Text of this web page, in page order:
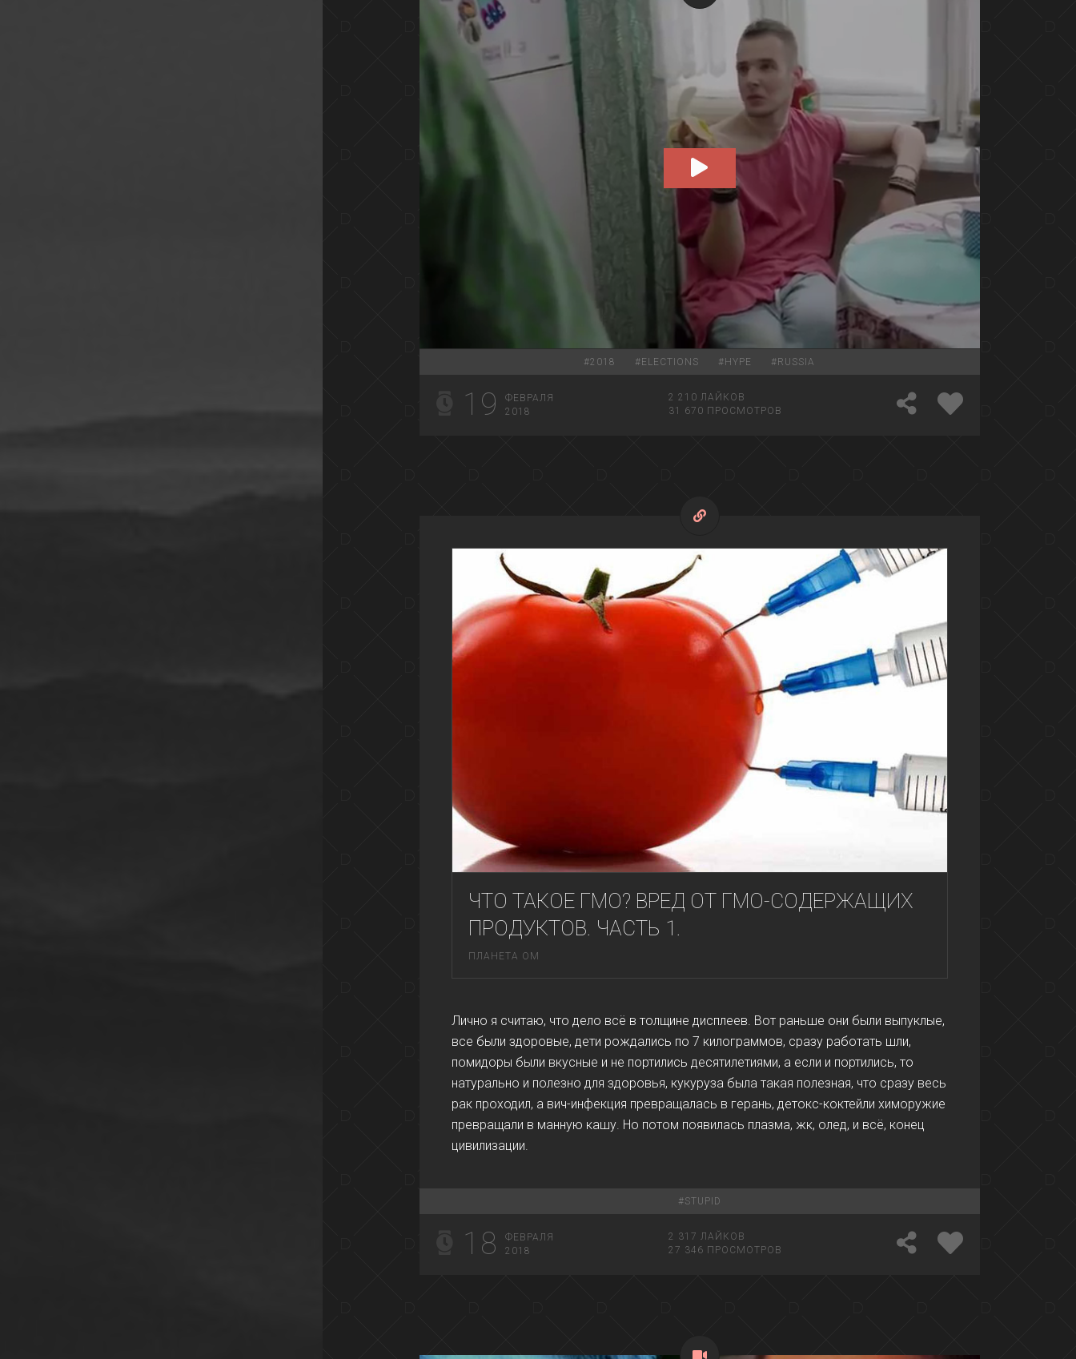
03:10
#2018 #ELECTIONS #HYPE #RUSSIA
19
ФЕВРАЛЯ
2018
2 210 ЛАЙКОВ
31 670 ПРОСМОТРОВ
ЧТО ТАКОЕ ГМО? ВРЕД ОТ ГМО-СОДЕРЖАЩИХ
ПРОДУКТОВ. ЧАСТЬ 1.
ПЛАНЕТА ОМ
Лично я считаю, что дело всё в толщине дисплеев. Вот раньше они были выпуклые,
все были здоровые, дети рождались по 7 килограммов, сразу работать шли,
помидоры были вкусные и не портились десятилетиями, а если и портились, то
натурально и полезно для здоровья, кукуруза была такая полезная, что сразу весь
рак проходил, а вич-инфекция превращалась в герань, детокс-коктейли химоружие
превращали в манную кашу. Но потом появилась плазма, жк, олед, и всё, конец
цивилизации.
#STUPID
18
ФЕВРАЛЯ
2018
2 317 ЛАЙКОВ
27 346 ПРОСМОТРОВ